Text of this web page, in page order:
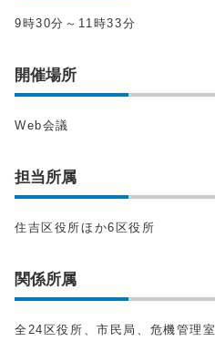
9時30分～11時33分
開催場所
Web会議
担当所属
住吉区役所ほか6区役所
関係所属
全24区役所、市民局、危機管理室